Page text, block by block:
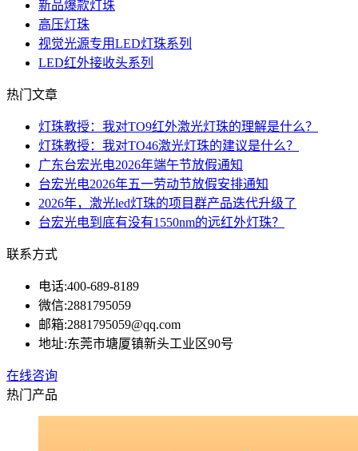
新品爆款灯珠
高压灯珠
视觉光源专用LED灯珠系列
LED红外接收头系列
热门文章
灯珠教授：我对TO9红外激光灯珠的理解是什么？
灯珠教授：我对TO46激光灯珠的建议是什么？
广东台宏光电2026年端午节放假通知
台宏光电2026年五一劳动节放假安排通知
2026年，激光led灯珠的项目群产品迭代升级了
台宏光电到底有没有1550nm的远红外灯珠？
联系方式
电话:400-689-8189
微信:2881795059
邮箱:2881795059@qq.com
地址:东莞市塘厦镇新头工业区90号
在线咨询
热门产品